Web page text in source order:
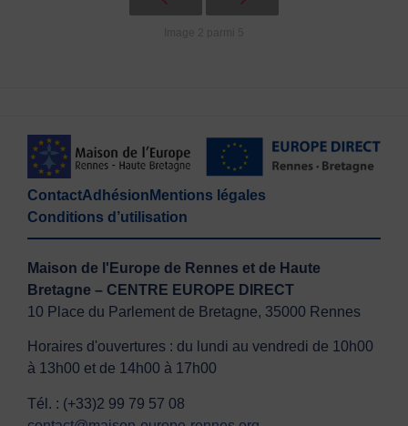
ContactAdhésion Mentions légales
Conditions d’utilisation
Maison de l'Europe de Rennes et de Haute
Bretagne – CENTRE EUROPE DIRECT
10 Place du Parlement de Bretagne, 35000 Rennes
Horaires d'ouvertures : du lundi au vendredi de 10h00
à 13h00 et de 14h00 à 17h00
Tél. : (+33)2 99 79 57 08